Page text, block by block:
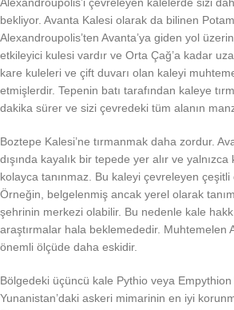
Alexandroupolis’i çevreleyen kalelerde sizi
bekliyor. Avanta Kalesi olarak da bilinen
Alexandroupolis’ten Avanta’ya giden yol
etkileyici kulesi vardır ve Orta Çağ’a kadar
kare kuleleri ve çift duvarı olan kaleyi
etmişlerdir. Tepenin batı tarafından kaleye
dakika sürer ve sizi çevredeki tüm alanın
Boztepe Kalesi’ne tırmanmak daha zordur.
dışında kayalık bir tepede yer alır ve yalnızca
kolayca tanınmaz. Bu kaleyi çevreleyen çeşitli
Örneğin, belgelenmiş ancak yerel olarak
şehrinin merkezi olabilir. Bu nedenle kale
araştırmalar hala beklemededir. Muhtemelen
önemli ölçüde daha eskidir.
Bölgedeki üçüncü kale Pythio veya Empythion
Yunanistan’daki askeri mimarinin en iyi